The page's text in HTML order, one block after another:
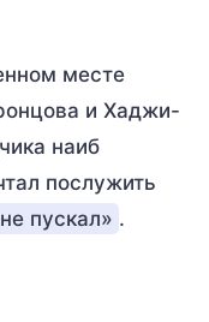
месте
и Хаджи-
наиб
послужить
пускал» .